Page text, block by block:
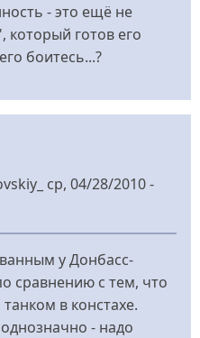
- это ещё не
который готов его
боитесь...?
ср, 04/28/2010 -
у Донбасс-
сравнению с тем, что
в констахе.
- надо